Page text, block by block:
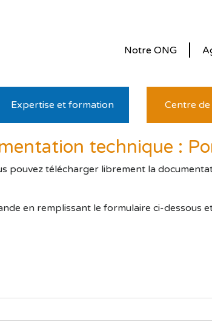
Notre ONG
Expertise et formation Centre
technique :
pouvez télécharger librement la
en remplissant le formulaire ci-dessous